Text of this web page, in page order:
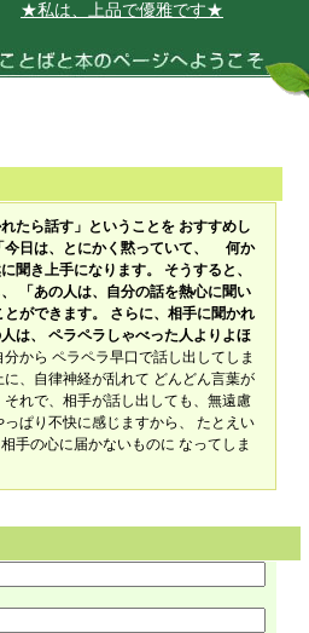
★私は、上品で優雅です★
たら話す」ということを おすすめし
今日は、とにかく黙っていて、 何か
聞き上手になります。 そうすると、
「あの人は、自分の話を熱心に聞い
ができます。 さらに、相手に聞かれ
は、 ペラペラしゃべった人よりよほ
分から ペラペラ早口で話し出してしま
、自律神経が乱れて どんどん言葉が
れで、相手が話し出しても、無遠慮
ぱり不快に感じますから、 たとえい
手の心に届かないものに なってしま